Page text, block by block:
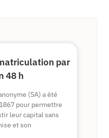
par
48 h
(SA) a été
pour permettre
leur capital sans
et son